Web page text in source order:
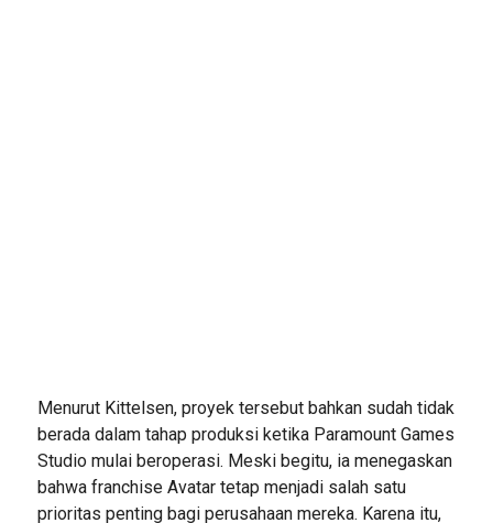
Menurut Kittelsen, proyek tersebut bahkan sudah tidak
berada dalam tahap produksi ketika Paramount Games
Studio mulai beroperasi. Meski begitu, ia menegaskan
bahwa franchise Avatar tetap menjadi salah satu
prioritas penting bagi perusahaan mereka. Karena itu,